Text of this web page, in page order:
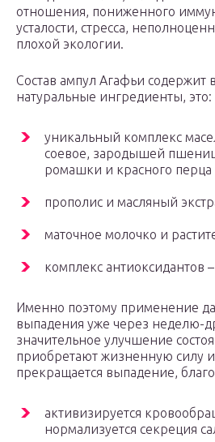
отношения, пониженного
усталости, стресса,
плохой экологии.
Состав ампул Агафьи содержит
натуральные ингредиенты, это:
уникальный комплекс
соевое, зародышей
ромашки и красного перца
прополис и масляный
маточное молочко и
комплекс антиоксидантов
Именно поэтому применение
выпадения уже через неделю-
значительное улучшение
приобретают жизненную силу
прекращается выпадение,
активизируется
нормализуется секреция